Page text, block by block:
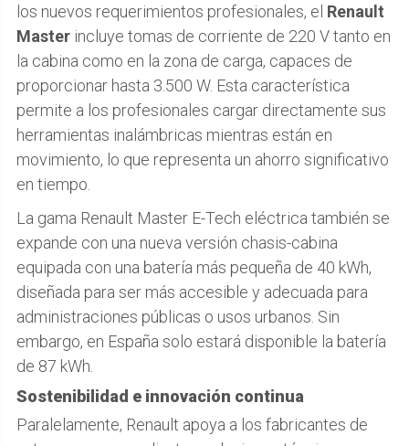
los nuevos requerimientos profesionales, el Renault
Master incluye tomas de corriente de 220 V tanto en
la cabina como en la zona de carga, capaces de
proporcionar hasta 3.500 W. Esta característica
permite a los profesionales cargar directamente sus
herramientas inalámbricas mientras están en
movimiento, lo que representa un ahorro significativo
en tiempo.
La gama Renault Master E-Tech eléctrica también se
expande con una nueva versión chasis-cabina
equipada con una batería más pequeña de 40 kWh,
diseñada para ser más accesible y adecuada para
administraciones públicas o usos urbanos. Sin
embargo, en España solo estará disponible la batería
de 87 kWh.
Sostenibilidad e innovación continua
Paralelamente, Renault apoya a los fabricantes de